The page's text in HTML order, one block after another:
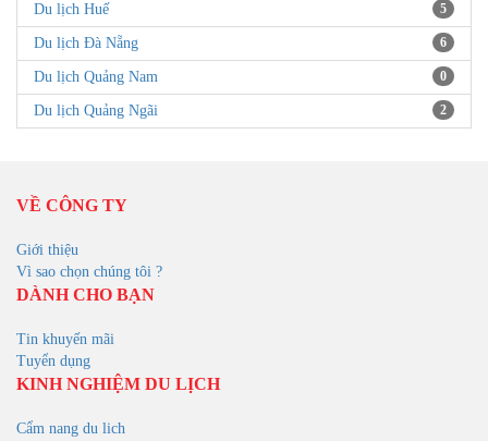
Du lịch Huế 5
Du lịch Đà Nẵng 6
Du lịch Quảng Nam 0
Du lịch Quảng Ngãi 2
VỀ CÔNG TY
Giới thiệu
Vì sao chọn chúng tôi ?
DÀNH CHO BẠN
Tin khuyến mãi
Tuyển dụng
KINH NGHIỆM DU LỊCH
Cẩm nang du lich